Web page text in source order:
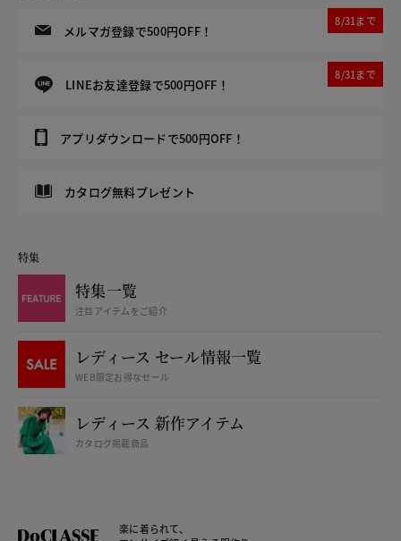
メルマガ登録で500円OFF！
8/31まで
LINEお友達登録で500円OFF！
8/31まで
アプリダウンロードで500円OFF！
カタログ無料プレゼント
特集
特集一覧
注目アイテムをご紹介
レディース セール情報一覧
WEB限定お得なセール
レディース 新作アイテム
カタログ掲載商品
楽に着られて、